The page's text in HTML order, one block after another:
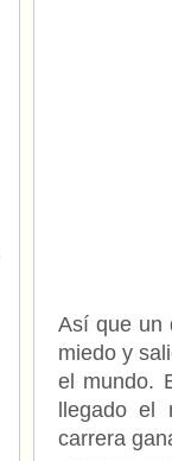
Así que un
miedo y
el mundo.
llegado
carrera